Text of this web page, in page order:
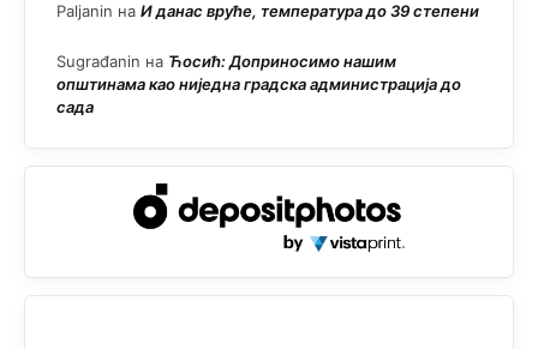
Paljanin на И данас вруће, температура до 39 степени
Sugrađanin на Ћосић: Доприносимо нашим
општинама као ниједна градска администрација до
сада